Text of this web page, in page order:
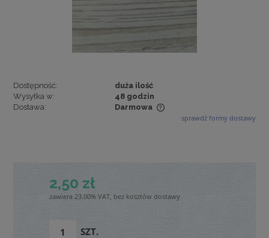
Dostępność:
duża ilość
Wysyłka w:
48 godzin
Dostawa:
Darmowa
Cena nie zawiera ewentualnych kosztów płatności
sprawdź formy dostawy
2,50 zł
zawiera 23.00% VAT, bez kosztów dostawy
SZT.